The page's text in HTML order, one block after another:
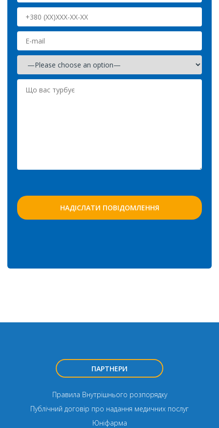
ПАРТНЕРИ
Правила Внутрішнього розпорядку
Публічний договір про надання медичних послуг
Юніфарма